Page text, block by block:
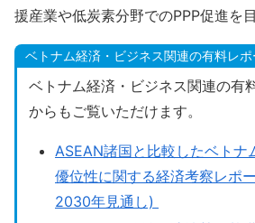
援産業や低炭素分野でのPPP促進を
ベトナム経済・ビジネス関連の有料レ
ベトナム経済・ビジネス関連の有
からもご覧いただけます。
ASEAN諸国と比較したベトナ
優位性に関する経済考察レポ
2030年見通し)